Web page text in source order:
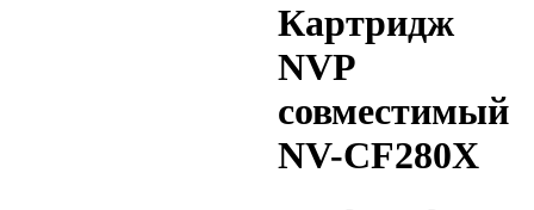
Картридж
NVP
совместимый
NV-CF280X